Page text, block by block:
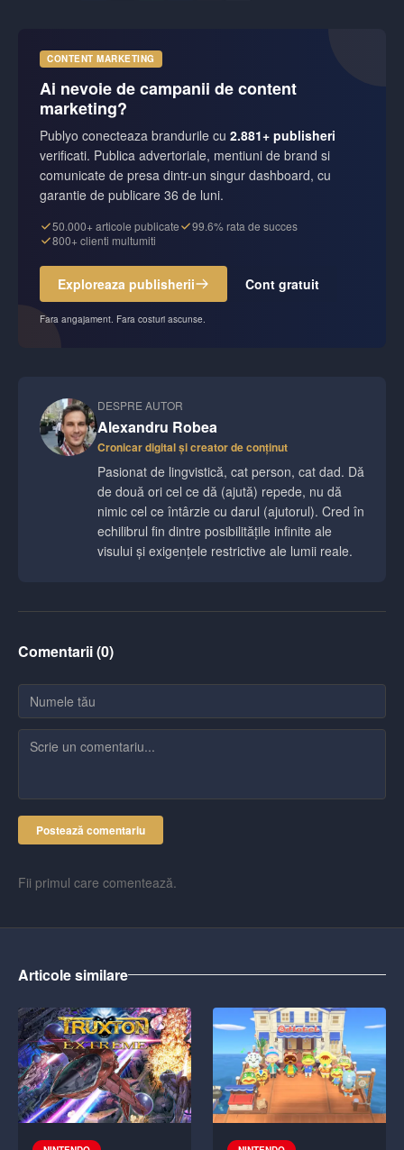
CONTENT MARKETING
Ai nevoie de campanii de content
marketing?
Publyo conecteaza brandurile cu 2.881+ publisheri
verificati. Publica advertoriale, mentiuni de brand si
comunicate de presa dintr-un singur dashboard, cu
garantie de publicare 36 de luni.
50.000+ articole publicate
99.6% rata de succes
800+ clienti multumiti
Exploreaza publisherii Cont gratuit
Fara angajament. Fara costuri ascunse.
DESPRE AUTOR
Alexandru Robea
Cronicar digital și creator de conținut
Pasionat de lingvistică, cat person, cat dad. Dă
de două ori cel ce dă (ajută) repede, nu dă
nimic cel ce întârzie cu darul (ajutorul). Cred în
echilibrul fin dintre posibilitățile infinite ale
visului și exigențele restrictive ale lumii reale.
Comentarii (0)
Postează comentariu
Fii primul care comentează.
Articole similare